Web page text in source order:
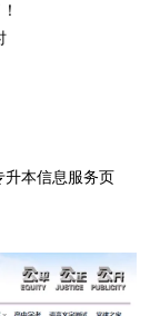
升本信息服务页